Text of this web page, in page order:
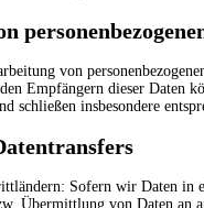
von
Empfängern dieser Daten
schließen insbesondere
Sofern wir Daten in
Übermittlung von Daten an